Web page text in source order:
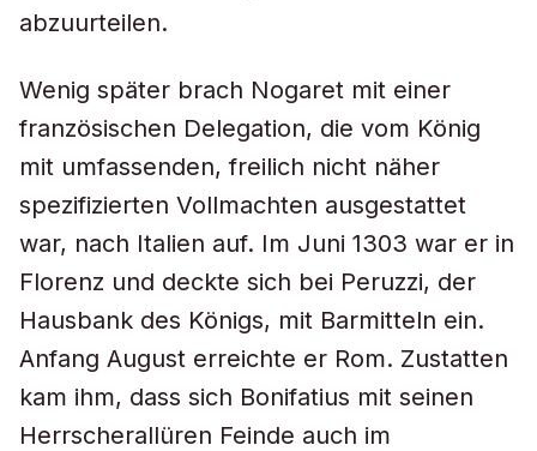
abzuurteilen.
Wenig später brach Nogaret mit einer
französischen Delegation, die vom König
mit umfassenden, freilich nicht näher
spezifizierten Vollmachten ausgestattet
war, nach Italien auf. Im Juni 1303 war er in
Florenz und deckte sich bei Peruzzi, der
Hausbank des Königs, mit Barmitteln ein.
Anfang August erreichte er Rom. Zustatten
kam ihm, dass sich Bonifatius mit seinen
Herrscherallüren Feinde auch im